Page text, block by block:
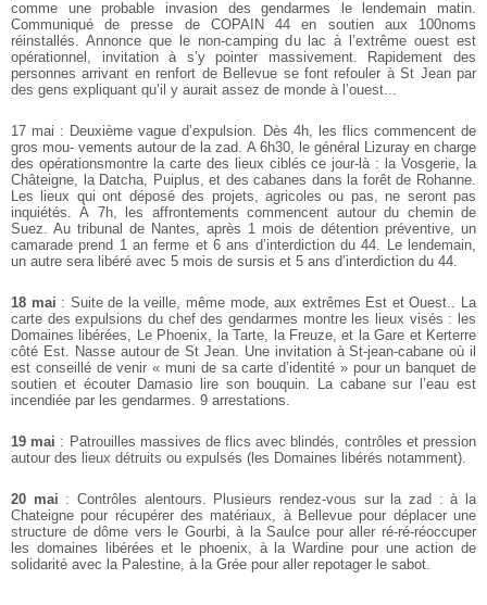
comme une probable invasion des gendarmes le lendemain matin.
Communiqué de presse de COPAIN 44 en soutien aux 100noms
réinstallés. Annonce que le non-camping du lac à l’extrême ouest est
opérationnel, invitation à s’y pointer massivement. Rapidement des
personnes arrivant en renfort de Bellevue se font refouler à St Jean par
des gens expliquant qu’il y aurait assez de monde à l’ouest...
17 mai : Deuxième vague d’expulsion. Dès 4h, les flics commencent de
gros mou- vements autour de la zad. A 6h30, le général Lizuray en charge
des opérationsmontre la carte des lieux ciblés ce jour-là : la Vosgerie, la
Châteigne, la Datcha,
Puiplus, et des cabanes dans la forêt de Rohanne.
Les lieux qui ont déposé des projets, agricoles ou pas, ne seront pas
inquiétés. À 7h, les affrontements commencent autour du chemin de
Suez. Au tribunal de Nantes, après 1 mois de détention préventive, un
camarade prend 1 an ferme et 6 ans d’interdiction du 44. Le lendemain,
un autre sera libéré avec 5 mois de sursis et 5 ans d’interdiction du 44.
18 mai : Suite de la veille, même mode, aux extrêmes Est et Ouest.. La
carte des expulsions du chef des gendarmes montre les lieux visés : les
Domaines libérées,
Le Phoenix, la Tarte, la Freuze, et la Gare et Kerterre
côté Est. Nasse autour de St Jean. Une invitation à St-jean-cabane où il
est conseillé de venir « muni de sacarte d’identité » pour un banquet de
soutien et écouter Damasio lire son bouquin. La cabane sur l’eau est
incendiée par les gendarmes. 9 arrestations.
19 mai : Patrouilles massives de flics avec blindés, contrôles et pression
autour des lieux détruits ou expulsés (les Domaines libérés notamment).
20 mai : Contrôles alentours. Plusieurs rendez-vous sur la zad : à la
Chateigne pour récupérer des matériaux, à Bellevue pour déplacer une
structure de dôme vers le Gourbi, à la Saulce pour aller ré-ré-réoccuper
les domaines libérées et le phoenix, à la Wardine pour une action de
solidarité avec la Palestine, à la Grée pour aller repotager le sabot.